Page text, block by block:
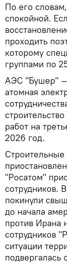
По его
спокойной.
проходить
которому
группами по
АЭС "Бушер" —
атомная
работ на
2026 год.
"Росатом"
сотрудников.
покинули
до начала
против Ирана
сотрудников
ситуации
подвергалась